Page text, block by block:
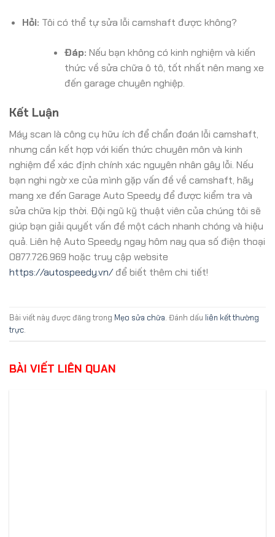
Hỏi: Tôi có thể tự sửa lỗi camshaft được không?
Đáp: Nếu bạn không có kinh nghiệm và kiến
thức về sửa chữa ô tô, tốt nhất nên mang xe
đến garage chuyên nghiệp.
Kết Luận
Máy scan là công cụ hữu ích để chẩn đoán lỗi camshaft,
nhưng cần kết hợp với kiến thức chuyên môn và kinh
nghiệm để xác định chính xác nguyên nhân gây lỗi. Nếu
bạn nghi ngờ xe của mình gặp vấn đề về camshaft, hãy
mang xe đến Garage Auto Speedy để được kiểm tra và
sửa chữa kịp thời. Đội ngũ kỹ thuật viên của chúng tôi sẽ
giúp bạn giải quyết vấn đề một cách nhanh chóng và hiệu
quả. Liên hệ Auto Speedy ngay hôm nay qua số điện thoại
0877.726.969 hoặc truy cập website
https://autospeedy.vn/để biết thêm chi tiết!
Bài viết này được đăng trong Mẹo sửa chữa. Đánh dấu liên kết thường
trực.
BÀI VIẾT LIÊN QUAN